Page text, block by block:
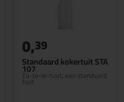
Standaard kokertuit STA
107
Tu-te-le-tuut, een standaard
tuut
0,39